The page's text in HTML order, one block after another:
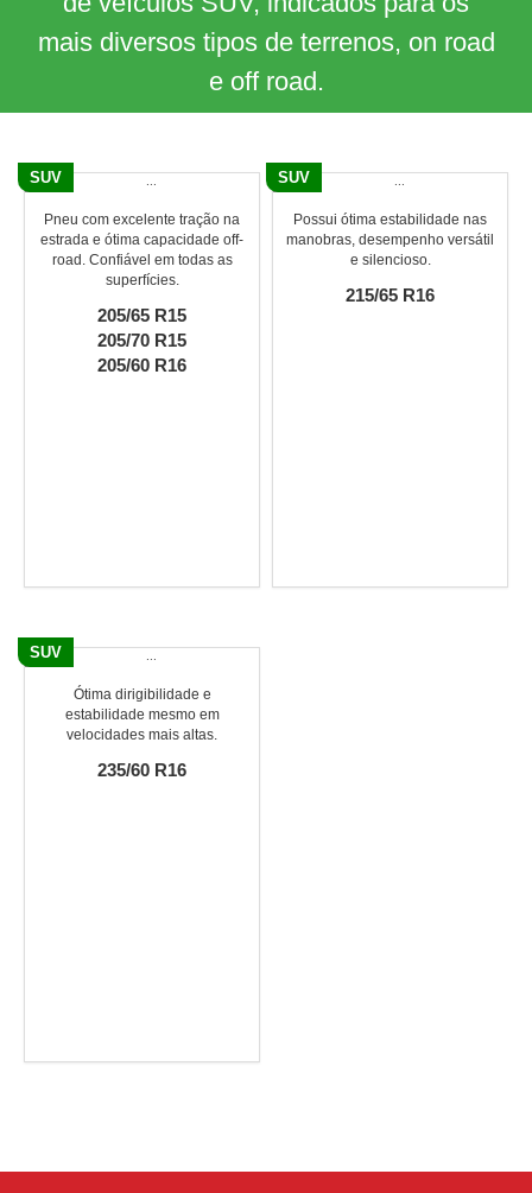
mais diversos tipos de terrenos, on road
e off road.
SUV
Pneu com excelente tração na
estrada e ótima capacidade off-
road. Confiável em todas as
superfícies.
205/65 R15
205/70 R15
205/60 R16
SUV
Possui ótima estabilidade nas
manobras, desempenho versátil
e silencioso.
215/65 R16
SUV
Ótima dirigibilidade e
estabilidade mesmo em
velocidades mais altas.
235/60 R16